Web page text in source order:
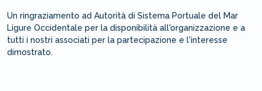
Un ringraziamento ad Autorità di Sistema Portuale del Mar
Ligure Occidentale per la disponibilità all'organizzazione e a
tutti i nostri associati per la partecipazione e l'interesse
dimostrato.